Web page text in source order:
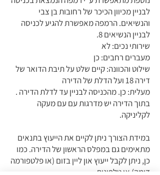
לבניין מכיוון הכיכר של רחובות בן צבי
והנשיאים. הרמפה מאפשרת להגיע לכניסה
לבניין הנשיאים 8.
שירותי נכים: לא
מעברים רחבים: כן
שילוט והכוונה: קיים שלט על תיבת הדואר של
דירה 18 ועל הדלת של הדירה
מעלית: כן. מהכניסה לבניין עד לדלת הדירה .
בתוך הדירה יש מדרגות עם עם מעקה
לקליניקה.
במידת הצורך ניתן לקיים את הייעוץ בתנאים
מתאימים גם במפלס הראשון של הדירה. כמו
כן, ניתן לקבל ייעוץ און ליין בזום (או פלטפורמה
דומה) או טלפונית.